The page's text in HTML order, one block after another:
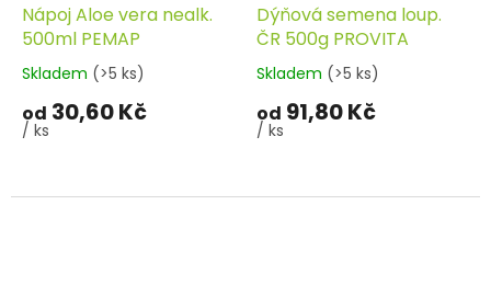
Nápoj Aloe vera nealk.
500ml PEMAP
Skladem (>5 ks)
od 30,60 Kč
/ ks
Dýňová semena loup.
ČR 500g PROVITA
Skladem (>5 ks)
od 91,80 Kč
/ ks